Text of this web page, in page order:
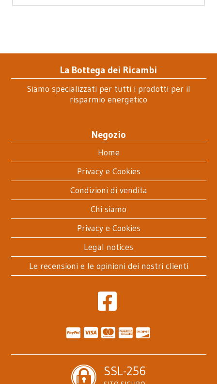
La Bottega dei Ricambi
Siamo specializzati per tutti i prodotti per il
risparmio energetico
Negozio
Home
Privacy e Cookies
Condizioni di vendita
Chi siamo
Privacy e Cookies
Legal notices
Le recensioni e le opinioni dei nostri clienti
SSL-256